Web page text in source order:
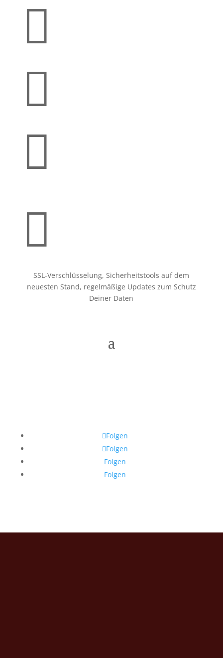




SSL-Verschlüsselung, Sicherheitstools auf dem
neuesten Stand, regelmäßige Updates zum Schutz
Deiner Daten
Folgen
Folgen
Folgen
Folgen